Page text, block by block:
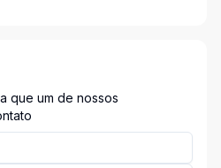
que um de nossos